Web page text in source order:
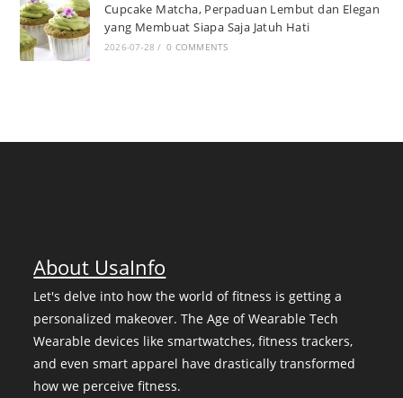
Cupcake Matcha, Perpaduan Lembut dan Elegan
yang Membuat Siapa Saja Jatuh Hati
2026-07-28 / 0 COMMENTS
About UsaInfo
Let's delve into how the world of fitness is getting a
personalized makeover. The Age of Wearable Tech
Wearable devices like smartwatches, fitness trackers,
and even smart apparel have drastically transformed
how we perceive fitness.